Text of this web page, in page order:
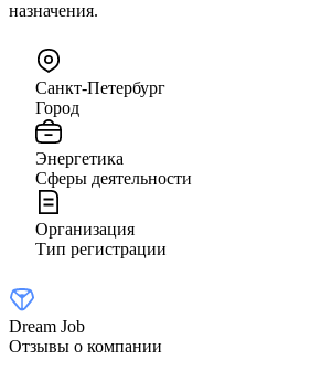
назначения.
Санкт-Петербург
Город
Энергетика
Сферы деятельности
Организация
Тип регистрации
Dream Job
Отзывы о компании